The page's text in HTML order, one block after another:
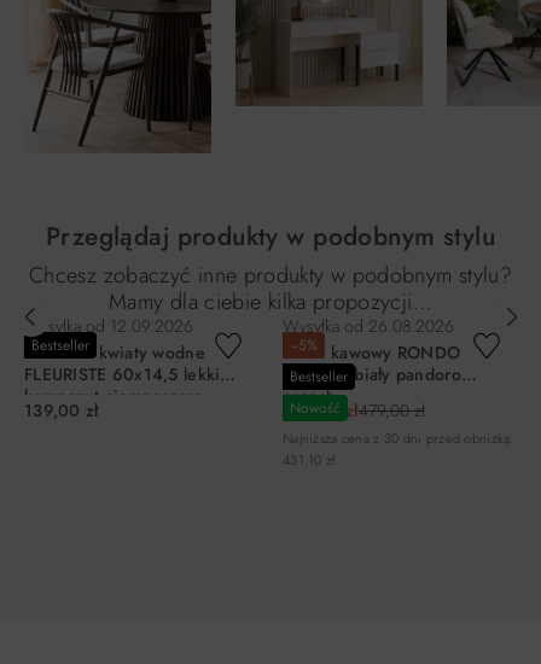
Przeglądaj produkty w podobnym stylu
Chcesz zobaczyć inne produkty w podobnym stylu?
Mamy dla ciebie kilka propozycji…
Bestseller
Wysyłka od 12.09.2026
Miska na kwiaty wodne
FLEURISTE 60x14,5 lekki
kompozyt ciemnoszara
139,00 zł
−5%
Bestseller
Nowość
Wysyłka od 26.08.2026
Stolik kawowy RONDO
FI80X35 biały pandoro
orzech
455,05 zł479,00 zł
Najniższa cena z 30 dni przed obniżką:
431,10 zł